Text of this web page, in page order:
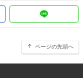
ページの先頭へ